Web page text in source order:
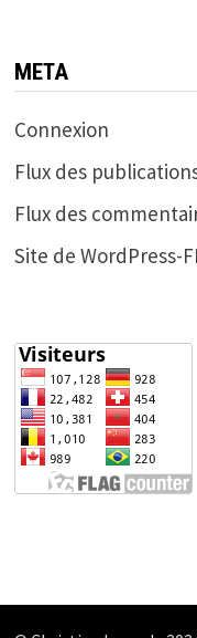
META
Connexion
Flux des
Flux des
Site de WordPress-